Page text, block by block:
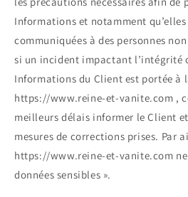
Informations et notamment
communiquées à des personnes
si un incident impactant l’intégrité
Informations du Client est portée à
https://www.reine-et-vanite.com ,
meilleurs délais informer le Client
mesures de corrections prises. Par
https://www.reine-et-vanite.com
données sensibles ».